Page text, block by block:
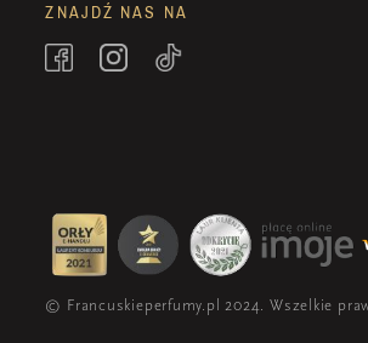
ZNAJDŹ NAS NA
© Francuskieperfumy.pl 2024. Wszelkie